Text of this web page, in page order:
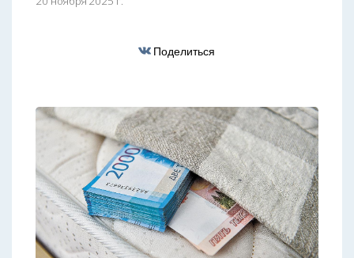
Поделиться